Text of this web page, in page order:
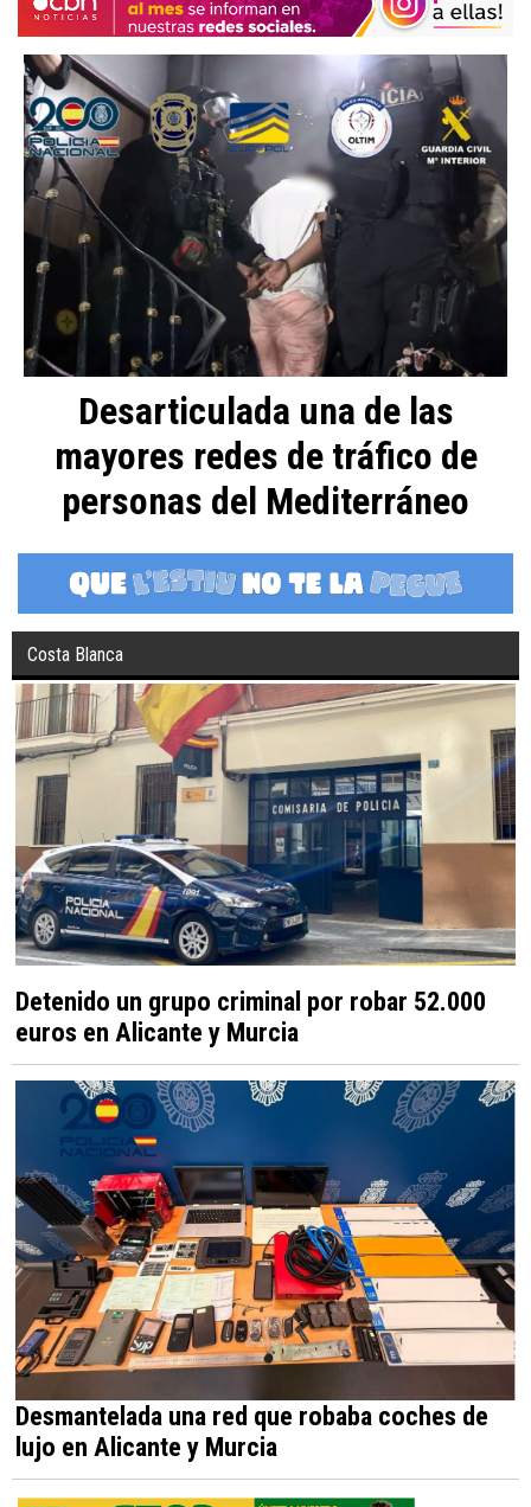
Desarticulada una de las
mayores redes de tráfico de
personas del Mediterráneo
Costa Blanca
Detenido un grupo criminal por robar 52.000
euros en Alicante y Murcia
Desmantelada una red que robaba coches de
lujo en Alicante y Murcia